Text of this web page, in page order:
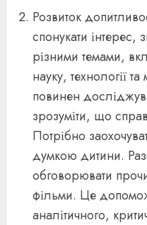
Розвиток
спонукати інтерес,
різними темами,
науку, технології
повинен
зрозуміти, що
Потрібно
думкою дитини.
обговорювати
фільми. Це
аналітичного,